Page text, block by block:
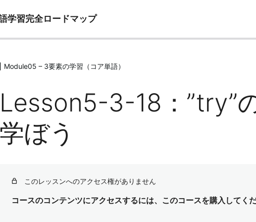
学習完全ロードマップ
Module05 – 3要素の学習（コア単語）
Lesson5-3-18：”try”
学ぼう
このレッスンへのアクセス権がありません
コースのコンテンツにアクセスするには、このコースを購入してく